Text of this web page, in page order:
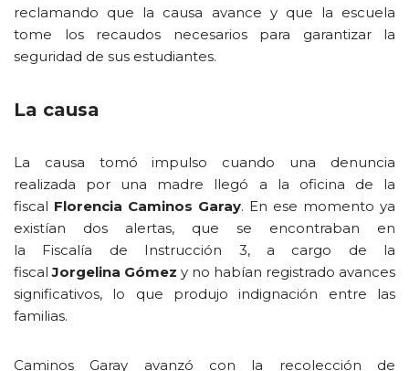
reclamando que la causa avance y que la escuela
tome los recaudos necesarios para garantizar la
seguridad de sus estudiantes.
La causa
La causa tomó impulso cuando una denuncia
realizada por una madre llegó a la oficina de la
fiscal Florencia Caminos Garay. En ese momento ya
existían dos alertas, que se encontraban en
la
Fiscalía de Instrucción 3, a cargo de la
fiscalJorgelina Gómez y no habían registrado avances
significativos, lo que produjo indignación entre las
familias.
Caminos Garay avanzó con la recolección de